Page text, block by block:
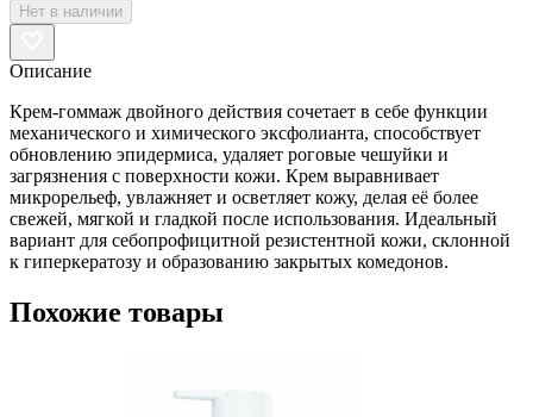
Нет в наличии
Описание
Крем-гоммаж двойного действия сочетает в себе функции
механического и химического эксфолианта, способствует
обновлению эпидермиса, удаляет роговые чешуйки и
загрязнения с поверхности кожи. Крем выравнивает
микрорельеф, увлажняет и осветляет кожу, делая её более
свежей, мягкой и гладкой после использования. Идеальный
вариант для себопрофицитной резистентной кожи, склонной
к гиперкератозу и образованию закрытых комедонов.
Похожие товары